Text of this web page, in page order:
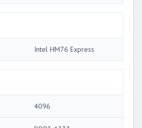
Intel HM76 Express
4096